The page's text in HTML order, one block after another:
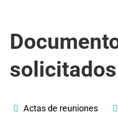
solicitados
Actas de reuniones